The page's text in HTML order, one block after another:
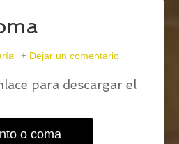
Dejar un comentario
para descargar el
o coma